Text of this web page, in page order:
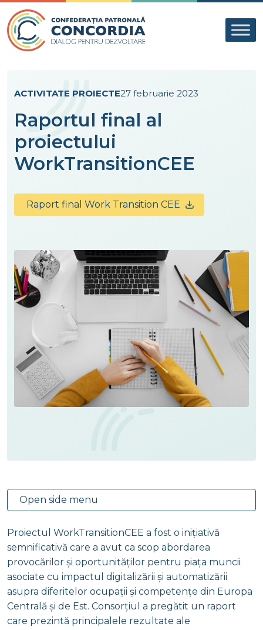
Skip to content
ACTIVITATE PROIECTE27 februarie 2023
Raportul final al
proiectului
WorkTransitionCEE
Raport final Work Transition CEE
Proiectul WorkTransitionCEE a fost o inițiativă
semnificativă care a avut ca scop abordarea
provocărilor și oportunităților pentru piața muncii
asociate cu impactul digitalizării și automatizării
asupra diferitelor ocupații și competențe din Europa
Centrală și de Est. Consorțiul a pregătit un raport
care prezintă principalele rezultate ale
Open side menu